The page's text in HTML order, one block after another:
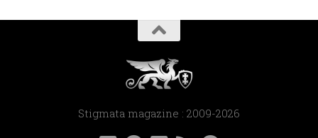
Stigmata magazine : 2009-2026